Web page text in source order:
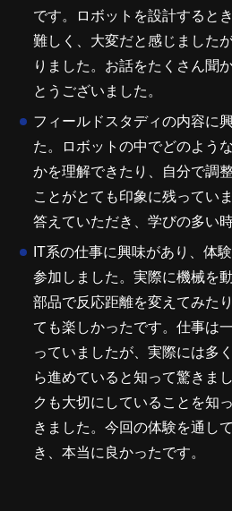
です。ロボットを設計すると
難しく、大変だと感じました
りました。お話をたくさん聞
とうございました。
フィールドスタディの内容に
た。ロボットの中でどのよう
かを理解できたり、自分で調
ことがとても印象に残ってい
答えていただき、学びの多い
IT系の仕事に興味があり、体
参加しました。実際に機械を
部品で反応距離を変えてみた
ても楽しかったです。仕事は
っていましたが、実際には多
ら進めていると知って驚きま
クも大切にしていることを知
きました。今回の体験を通し
き、本当に良かったです。